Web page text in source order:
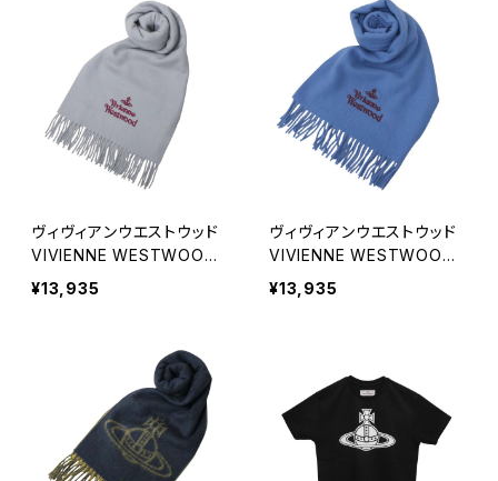
ヴィヴィアンウエストウッド
VIVIENNE WESTWOOD
マフラー 25-W00Q7-P40
3 レディース メンズ ライト
¥13,935
ヴィヴィアンウエストウッド
VIVIENNE WESTWOOD
マフラー 25-W00Q7-K40
1 レディース メンズ ブルー
¥13,935